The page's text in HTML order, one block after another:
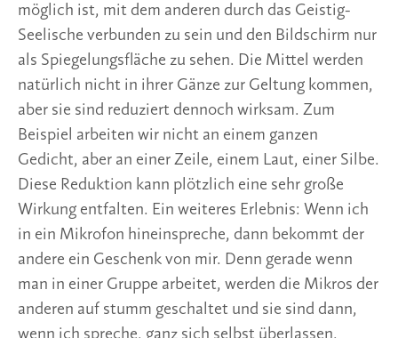
möglich ist, mit dem anderen durch das Geistig-
Seelische verbunden zu sein und den Bildschirm nur
als Spiegelungsfläche zu sehen. Die Mittel werden
natürlich nicht in ihrer Gänze zur Geltung kommen,
aber sie sind reduziert dennoch wirksam. Zum
Beispiel arbeiten wir nicht an einem ganzen
Gedicht, aber an einer Zeile, einem Laut, einer Silbe.
Diese Reduktion kann plötzlich eine sehr große
Wirkung entfalten. Ein weiteres Erlebnis: Wenn ich
in ein Mikrofon hineinspreche, dann bekommt der
andere ein Geschenk von mir. Denn gerade wenn
man in einer Gruppe arbeitet, werden die Mikros der
anderen auf stumm geschaltet und sie sind dann,